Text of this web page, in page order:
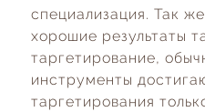
специализация. Так
хорошие результаты
таргетирование,
инструменты
таргетирования